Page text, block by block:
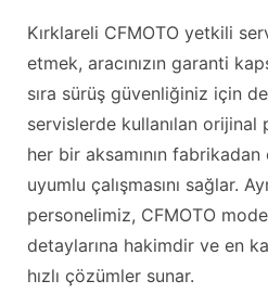
Kırklareli CFMOTO yetkili
etmek, aracınızın garanti
sıra sürüş güvenliğiniz için
servislerde kullanılan
her bir aksamının fabrikadan
uyumlu çalışmasını sağlar.
personelimiz, CFMOTO
detaylarına hakimdir ve en
hızlı çözümler sunar.